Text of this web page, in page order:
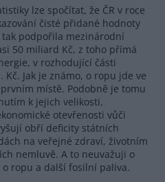
lze spočítat, že ČR v roce
čisté přidané hodnoty
podpořila mezinárodní
50 miliard Kč, z toho přímá
v rozhodující části
Jak je známo, o ropu jde ve
místě. Podobně je tomu
k jejich velikosti,
otevřenosti vůči
obří deficity státních
na veřejné zdraví, životním
nemluvě. A to neuvažuji o
ropu a další fosilní paliva.